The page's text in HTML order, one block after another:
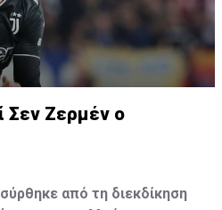
Σεν Ζερμέν ο
από τη διεκδίκηση